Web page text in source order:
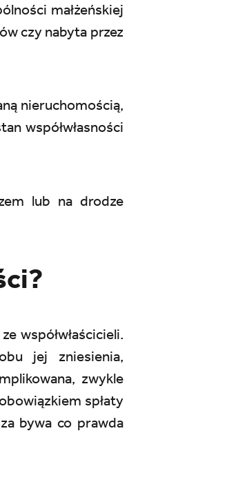
małżeńskiej
czy nabyta przez
nieruchomością,
współwłasności
lub na drodze
współwłaścicieli.
jej zniesienia,
zwykle
spłaty
bywa co prawda